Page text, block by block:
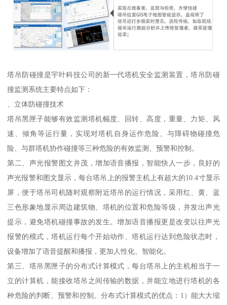
塔吊防碰撞是宇叶科技公司的新一代塔机安全监测装置，塔吊防碰
撞监测系统主要特点如下：
、立体防碰撞技术
塔吊黑匣子能够有效监测塔机幅度、回转、高度，重量、力矩、风
速、倾角等运行量，实现对塔机自身运作危险、与障碍物碰撞危
险、与群塔机协作碰撞等三种危险的有效监测、预警和控制。
第二、声光报警图文并茂，增加语音播报，智能快人一步，良好的
声光报警和图文显示，每台塔吊上的报警主机上有超大的10.4寸显示
屏，便于塔吊司机随时观察附近塔吊的运行情况，采用红、黄、蓝
三色形象地显示周边建筑物、塔机的位置和危险等级，并发出声光
提示，避免塔机碰撞事故的发生。增加语音播报更是改变以往声光
报警的模式，塔机运行每个开始动作、塔机运行达到危险状态时，
设备增加了语音提醒和播报，更加人性化、智能化。
第三、塔吊黑匣子的分布式计算模式，每台塔吊上的主机相当于一
立的计算机，能接收塔吊之间传输的数据，并能立地进行塔机的各
种危险的判断、预警和控制。分布式计算模式的优点：1）能大大缩